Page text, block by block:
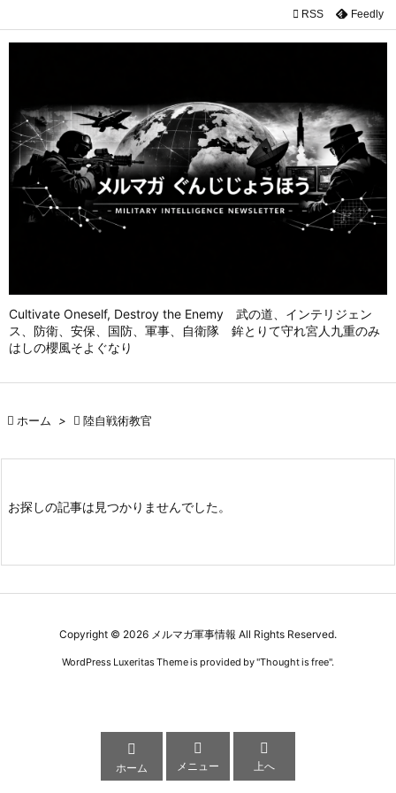
Cultivate Oneself, Destroy the Enemy 武の道、インテリジェン
ス、防衛、安保、国防、軍事、自衛隊 鉾とりて守れ宮人九重のみ
はしの櫻風そよぐなり


次へ

検索
 RSS Feedly
 ホーム >  陸自戦術教官
お探しの記事は見つかりませんでした。
Copyright © 2026 メルマガ軍事情報 All Rights Reserved.
WordPress Luxeritas Theme is provided by "Thought is free".

ホーム

メニュー

上へ